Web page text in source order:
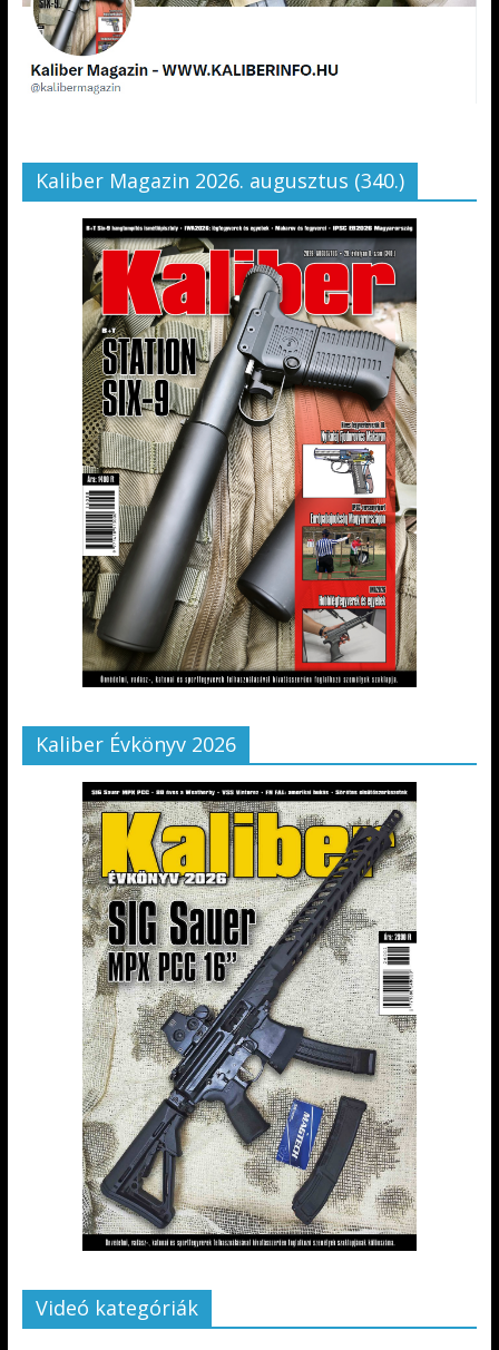
Kaliber Magazin 2026. augusztus (340.)
Kaliber Évkönyv 2026
Videó kategóriák